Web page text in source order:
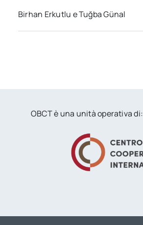
Birhan Erkutlu e Tuğba Günal
OBCT è una unità operativa di: